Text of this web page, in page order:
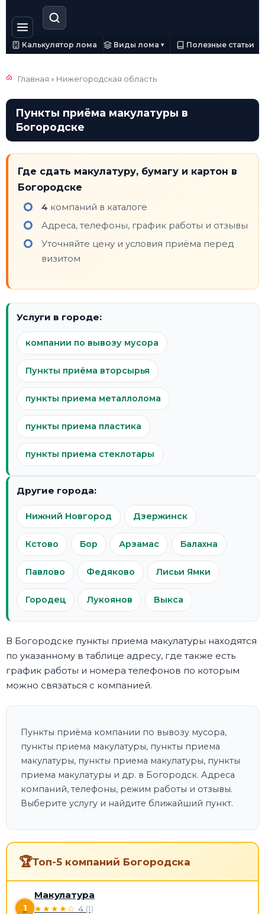
Калькулятор лома Виды лома ▾ Полезные статьи
Главная » Нижегородская область
Пункты приёма макулатуры в
Богородске
Где сдать макулатуру, бумагу и картон в
Богородске
4 компаний в каталоге
Адреса, телефоны, график работы и отзывы
Уточняйте цену и условия приёма перед
визитом
Услуги в городе:
компании по вывозу мусора
Пункты приёма вторсырья
пункты приема металлолома
пункты приема пластика
пункты приема стеклотары
Другие города:
Нижний Новгород Дзержинск
Кстово Бор Арзамас Балахна
Павлово Федяково Лисьи Ямки
Городец Лукоянов Выкса
В Богородске пункты приема макулатуры находятся
по указанному в таблице адресу, где также есть
график работы и номера телефонов по которым
можно связаться с компанией.
Пункты приёма компании по вывозу мусора,
пункты приема макулатуры, пункты приема
макулатуры, пункты приема макулатуры, пункты
приема макулатуры и др. в Богородск. Адреса
компаний, телефоны, режим работы и отзывы.
Выберите услугу и найдите ближайший пункт.
🏆Топ-5 компаний Богородска
1
Макулатура
★★★★☆ 4 (1)